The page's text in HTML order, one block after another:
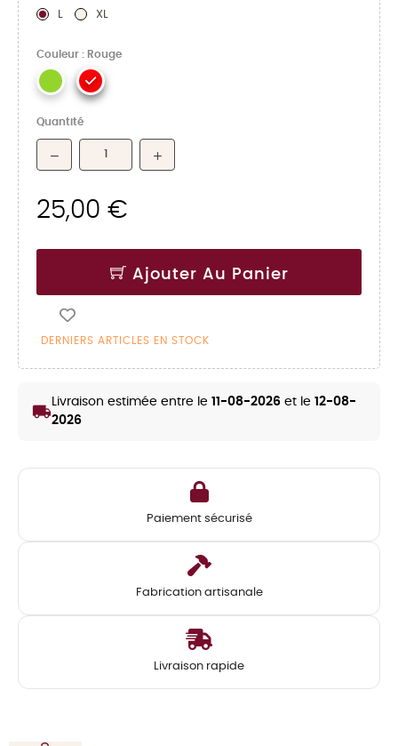
L XL
Couleur : Rouge
Quantité
25,00 €
Ajouter Au Panier
DERNIERS ARTICLES EN STOCK
local_shipping Livraison estimée entre le 11-08-2026 et le 12-08-
2026
Paiement sécurisé
Fabrication artisanale
Livraison rapide